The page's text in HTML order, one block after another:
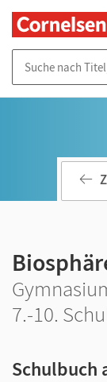
7.-10.
Schulbuch